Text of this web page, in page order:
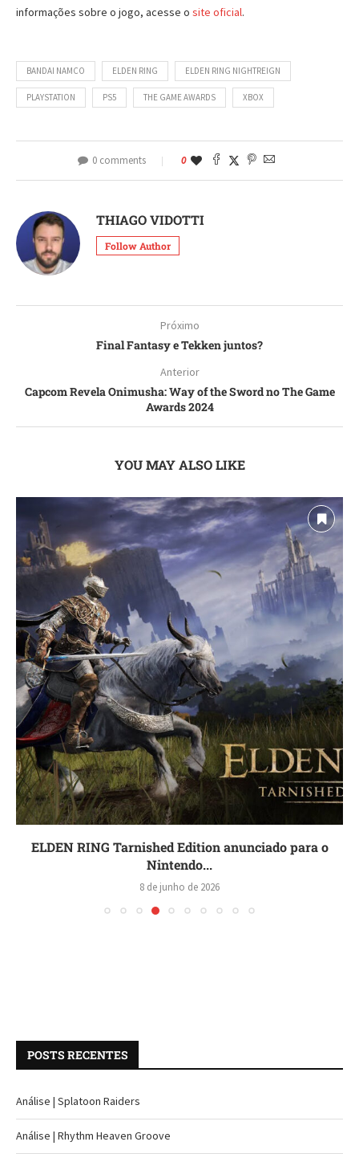
informações sobre o jogo, acesse o site oficial.
BANDAI NAMCO ELDEN RING ELDEN RING NIGHTREIGN
PLAYSTATION PS5 THE GAME AWARDS XBOX
0 comments 0
THIAGO VIDOTTI
Follow Author
Próximo
Final Fantasy e Tekken juntos?
Anterior
Capcom Revela Onimusha: Way of the Sword no The Game
Awards 2024
YOU MAY ALSO LIKE
ELDEN RING Tarnished Edition anunciado para o
Nintendo...
8 de junho de 2026
POSTS RECENTES
Análise | Splatoon Raiders
Análise | Rhythm Heaven Groove